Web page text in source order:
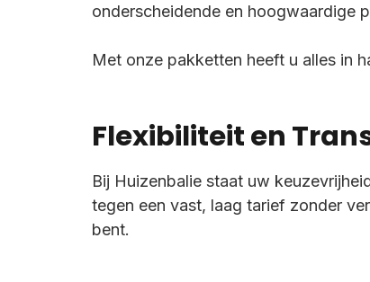
onderscheidende en hoogwaardige
Met onze pakketten heeft u alles in
Flexibiliteit en
Bij Huizenbalie staat uw
tegen een vast, laag tarief zonder
bent.